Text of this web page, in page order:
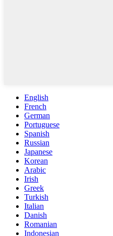
English
French
German
Portuguese
Spanish
Russian
Japanese
Korean
Arabic
Irish
Greek
Turkish
Italian
Danish
Romanian
Indonesian